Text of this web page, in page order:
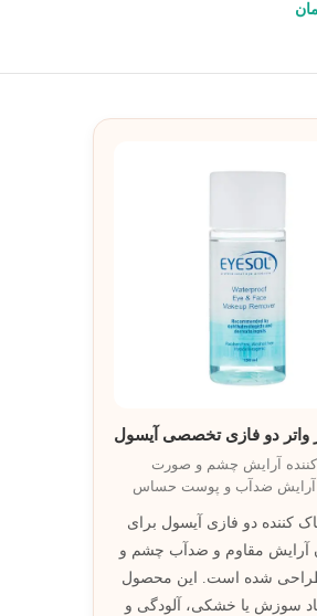
واتر دو فازی تخصصی آیسول
آرایش چشم و صورت
آرایش ضدآب و پوست حساس
کننده دو فازی آیسول برای
آرایش مقاوم و ضدآب چشم و
شده است. این محصول
سوزش يا خشکی، آلودگی و